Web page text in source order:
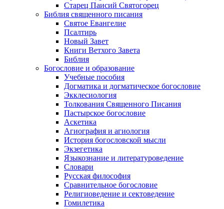
Старец Паисий Святогорец
Библия священного писания
Святое Евангелие
Псалтирь
Новый Завет
Книги Ветхого Завета
Библия
Богословие и образование
Учебные пособия
Догматика и догматическое богословие
Экклесиология
Толкования Священного Писания
Пастырское богословие
Аскетика
Агиография и агиология
История богословской мысли
Экзегетика
Языкознание и литературоведение
Словари
Русская философия
Сравнительное богословие
Религиоведение и сектоведение
Гомилетика